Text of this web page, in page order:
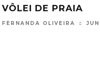
VÔLEI DE PRAIA
FERNANDA OLIVEIRA